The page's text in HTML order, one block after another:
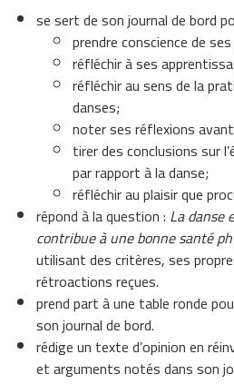
se sert de son journal de bord
prendre conscience de
réfléchir à ses
réfléchir au sens de la
danses;
noter ses réflexions
tirer des conclusions sur
par rapport à la danse;
réfléchir au plaisir que
répond à la question : La
contribue à une bonne santé
utilisant des critères, ses
rétroactions reçues.
prend part à une table ronde
son journal de bord.
rédige un texte d’opinion en
et arguments notés dans son